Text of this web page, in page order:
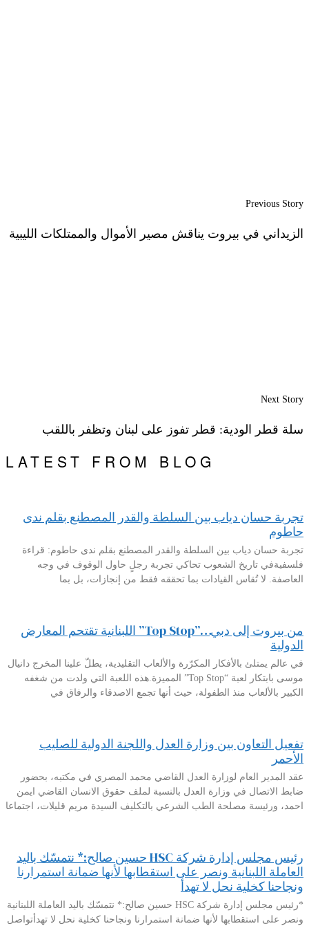
Previous Story
الزيداني في بيروت يناقش مصير الأموال والممتلكات الليبية
Next Story
سلة قطر الودية: قطر تفوز على لبنان وتظفر باللقب
LATEST FROM BLOG
تجربة حسان دياب بين السلطة والقدر المصطنع بقلم ندى
حاطوم
تجربة حسان دياب بين السلطة والقدر المصطنع بقلم ندى حاطوم: قراءة
فلسفيةفي تاريخ الشعوب تحاكي تجربة رجلٍ حاول الوقوف في وجه
العاصفة. لا تُقاس القيادات بما تحققه فقط من إنجازات، بل بما
من بيروت إلى دبي…”Top Stop” اللبنانية تقتحم المعارض
الدولية
في عالم يمتلئ بالأفكار المكرّرة والألعاب التقليدية، يطلّ علينا المخرج دانيال
موسى بابتكار لعبة “Top Stop” المميزة.هذه اللعبة التي ولدت من شغفه
الكبير بالألعاب منذ الطفولة، حيث أنها تجمع الاصدقاء والرفاق في
تفعيل التعاون بين وزارة العدل واللجنة الدولية للصليب
الأحمر
عقد المدير العام لوزارة العدل القاضي محمد المصري في مكتبه، بحضور
ضابط الاتصال في وزارة العدل بالنسبة لملف حقوق الانسان القاضي ايمن
احمد، ورئيسة مصلحة الطب الشرعي بالتكليف السيدة مريم قليلات، اجتماعا
رئيس مجلس إدارة شركة HSC حسين صالح:* نتمسّك باليد
العاملة اللبنانية ونصر على استقطابها لأنها ضمانة استمرارنا
ونجاحنا كخلية نحل لا تهدأ
*رئيس مجلس إدارة شركة HSC حسين صالح:* نتمسّك باليد العاملة اللبنانية
ونصر على استقطابها لأنها ضمانة استمرارنا ونجاحنا كخلية نحل لا تهدأتواصل